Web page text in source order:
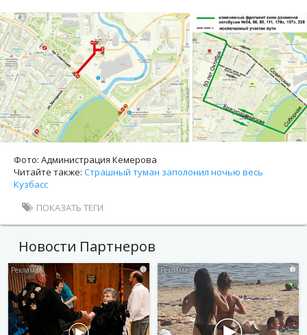
Фото: Администрация Кемерова
Читайте также: Страшный туман заполонил ночью весь
Кузбасс
ПОКАЗАТЬ ТЕГИ
Новости Партнеров
i i